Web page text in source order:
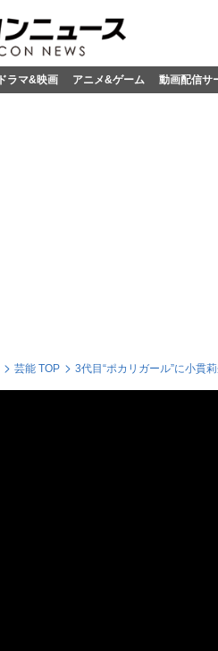
ドラマ&映画 アニメ&ゲーム 動画配信サ
芸能 TOP 3代目“ポカリガール”に小貫